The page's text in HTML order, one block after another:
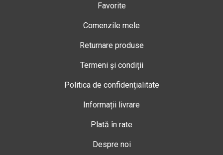
Favorite
Comenzile mele
Returnare produse
Termeni și condiții
Politica de confidențialitate
Informații livrare
Plată în rate
Despre noi